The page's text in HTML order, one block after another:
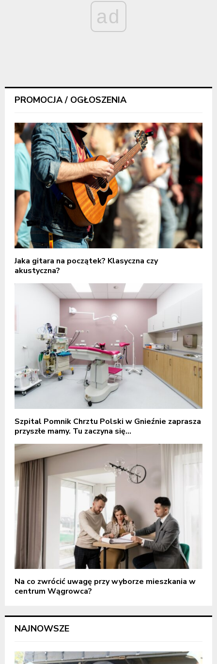
ad
PROMOCJA / OGŁOSZENIA
Jaka gitara na początek? Klasyczna czy
akustyczna?
Szpital Pomnik Chrztu Polski w Gnieźnie zaprasza
przyszłe mamy. Tu zaczyna się...
Na co zwrócić uwagę przy wyborze mieszkania w
centrum Wągrowca?
NAJNOWSZE